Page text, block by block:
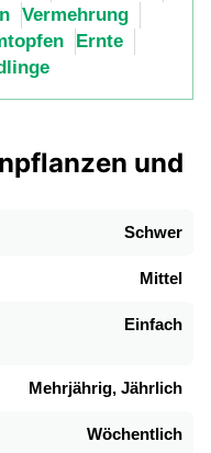
Vermehrung
Ernte
und
Schwer
Mittel
Einfach
Mehrjährig, Jährlich
Wöchentlich